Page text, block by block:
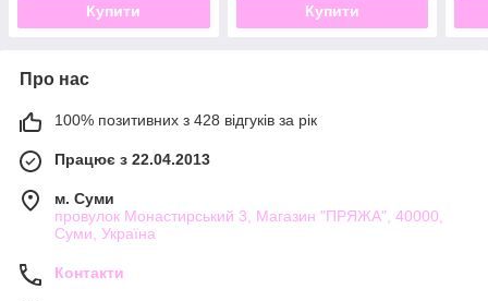
Купити Купити
Про нас
100% позитивних з 428 відгуків за рік
Працює з 22.04.2013
м. Суми
провулок Монастирський 3, Магазин "ПРЯЖА", 40000,
Суми, Україна
Контакти